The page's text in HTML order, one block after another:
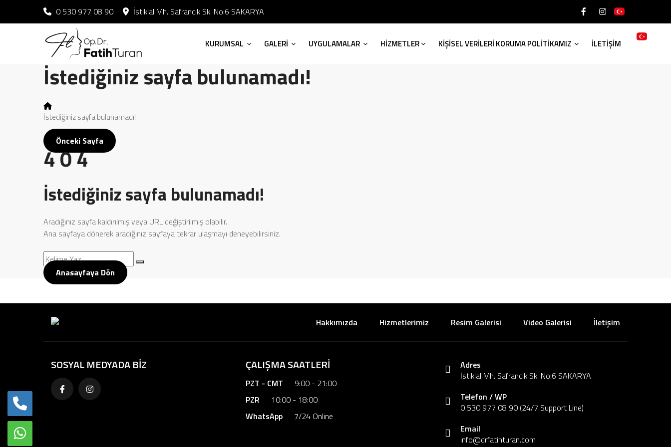
0 530 977 08 90 İstiklal Mh. Safrancık Sk. No:6 SAKARYA
KURUMSAL GALERİ UYGULAMALAR HİZMETLER KİŞİSEL VERİLERİ KORUMA POLİTİKAMIZ İLETİŞİM
İstediğiniz sayfa bulunamadı!
İstediğiniz sayfa bulunamadı!
Önceki Sayfa
404
İstediğiniz sayfa bulunamadı!
Aradığınız sayfa kaldırılmış veya URL değiştirilmiş olabilir.
Ana sayfaya dönerek aradığınız sayfaya tekrar ulaşmayı deneyebilirsiniz.
Anasayfaya Dön
Hakkımızda Hizmetlerimiz Resim Galerisi Video Galerisi İletişim
SOSYAL MEDYADA BİZ ÇALIŞMA SAATLERİ
PZT - CMT
9:00 - 21:00
PZR
10:00 - 18:00
WhatsApp
7/24 Online
Adres
İstiklal Mh. Safrancık Sk. No:6 SAKARYA
Telefon / WP
0 530 977 08 90 (24/7 Support Line)
Email
info@drfatihturan.com